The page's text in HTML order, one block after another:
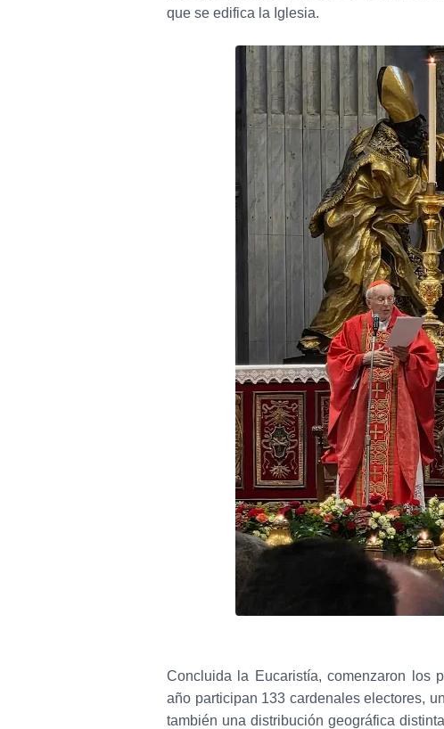
que se edifica la Iglesia.
Concluida la Eucaristía, comenzaron los
año participan 133 cardenales electores,
también una distribución geográfica